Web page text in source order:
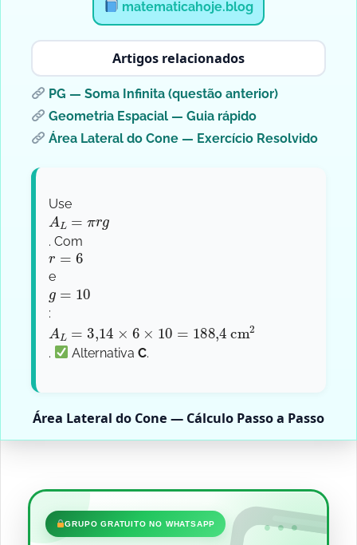
matematicahoje.blog
Artigos relacionados
PG — Soma Infinita (questão anterior)
Geometria Espacial — Guia rápido
Área Lateral do Cone — Exercício Resolvido
Use
A rg
. Com
r= 6
e
g 10
:
A 14 × 6 10 188, cm2
. AlternativaC.
Área Lateral do Cone — Cálculo Passo a Passo
•••
GRUPO GRATUITO NO WHATSAPP